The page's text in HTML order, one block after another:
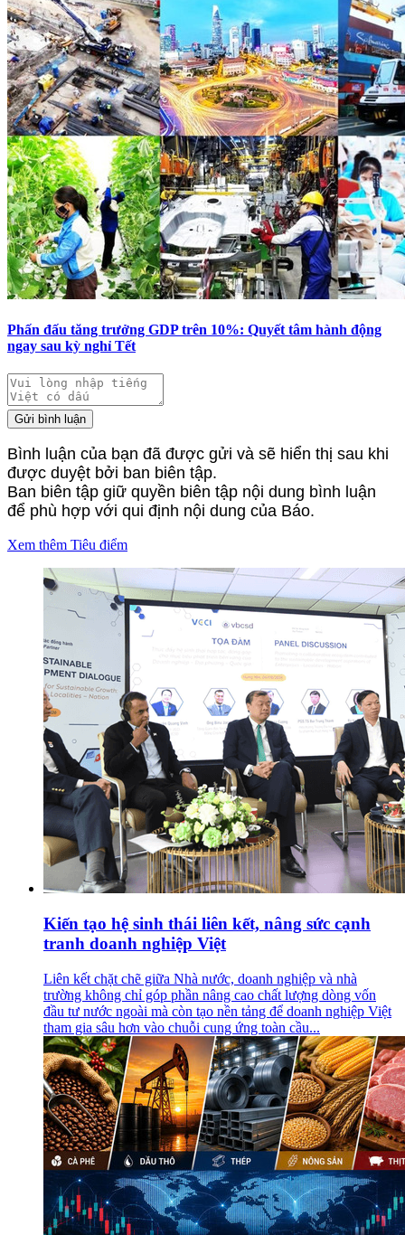
Phấn đấu tăng trưởng GDP trên 10%: Quyết tâm hành động
ngay sau kỳ nghỉ Tết
Gửi bình luận
Bình luận của bạn đã được gửi và sẽ hiển thị sau khi
được duyệt bởi ban biên tập.
Ban biên tập giữ quyền biên tập nội dung bình luận
để phù hợp với qui định nội dung của Báo.
Xem thêm Tiêu điểm
Kiến tạo hệ sinh thái liên kết, nâng sức cạnh
tranh doanh nghiệp Việt
Liên kết chặt chẽ giữa Nhà nước, doanh nghiệp và nhà
trường không chỉ góp phần nâng cao chất lượng dòng vốn
đầu tư nước ngoài mà còn tạo nền tảng để doanh nghiệp Việt
tham gia sâu hơn vào chuỗi cung ứng toàn cầu...